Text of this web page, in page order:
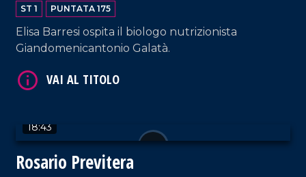
ST 1 PUNTATA 175
Elisa Barresi ospita il biologo nutrizionista
Giandomenicantonio Galatà.
18:43
Rosario Previtera
VAI AL TITOLO